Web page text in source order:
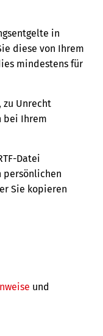
in
diese von Ihrem
mindestens für
Unrecht
bei Ihrem
Datei
persönlichen
Sie kopieren
und